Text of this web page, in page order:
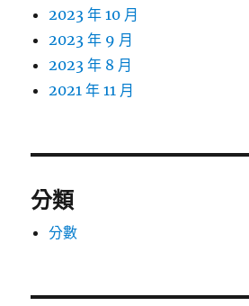
2023 年 10 月
2023 年 9 月
2023 年 8 月
2021 年 11 月
分類
分數